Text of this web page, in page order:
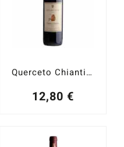
Querceto Chianti Classico 2021
12,80 €